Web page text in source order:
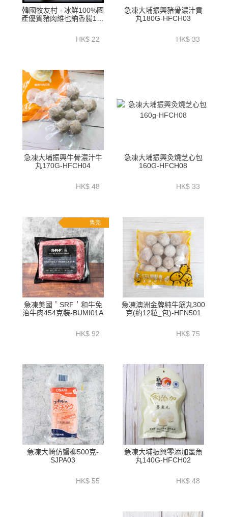
韓國牧友村 - 冰鮮100%國
產優質豬肉維也納香腸180
HK$ 22
急凍大埔振興豬骨濃汁貢
丸180G-HFCH03
HK$ 33
急凍大埔振興牛骨濃汁牛
丸170G-HFCH04
HK$ 48
急凍大埔振興灸燒芝心包
160G-HFCH08
HK$ 33
售完
急凍美國＇SRF＇和牛免
治牛肉454克裝-BUMI01A
HK$ 92
急凍澳洲金牌純牛筋丸300
克(約12粒_包)-HFN501
HK$ 75
急凍大崎仿蟹柳500克-
SJPA03
HK$ 55
急凍大埔振興零添加墨魚
丸140G-HFCH02
HK$ 48